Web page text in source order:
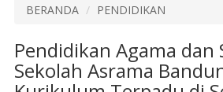
BERANDA PENDIDIKAN
Pendidikan Agama dan
Sekolah Asrama